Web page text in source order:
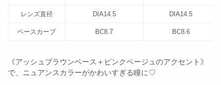
レンズ直径 DIA14.5 DIA14.5
ベースカーブ BC8.7 BC8.6
《アッシュブラウンベース＋ピンクベージュのアクセント》
で、ニュアンスカラーがかわいすぎる瞳に♡